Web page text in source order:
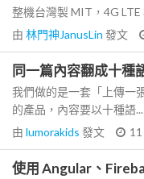
整機台灣製 MIT，4G LTE
由 林門神JanusLin 發文
同一篇內容翻成十種
我們做的是一套「上傳一
的產品，內容要以十種語...
由 lumorakids 發文
使用 Angular、